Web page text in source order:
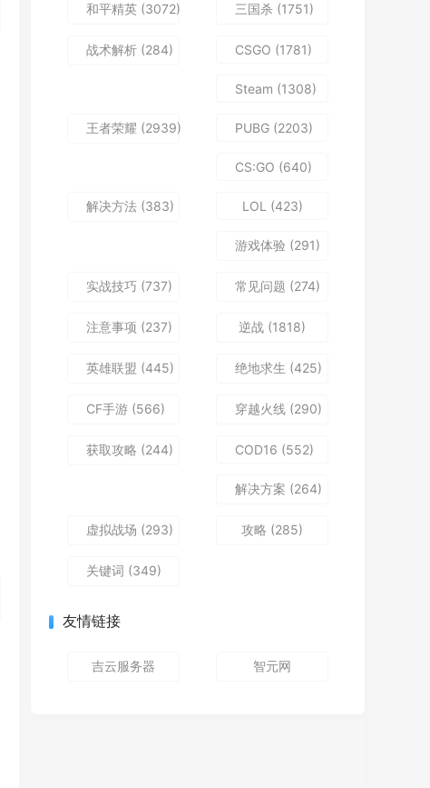
和平精英 (3072) 三国杀 (1751)
战术解析 (284) CSGO (1781)
Steam (1308)
王者荣耀 (2939) PUBG (2203)
CS:GO (640)
解决方法 (383) LOL (423)
游戏体验 (291)
实战技巧 (737) 常见问题 (274)
注意事项 (237) 逆战 (1818)
英雄联盟 (445) 绝地求生 (425)
CF手游 (566) 穿越火线 (290)
获取攻略 (244) COD16 (552)
解决方案 (264)
虚拟战场 (293) 攻略 (285)
关键词 (349)
友情链接
吉云服务器 智元网